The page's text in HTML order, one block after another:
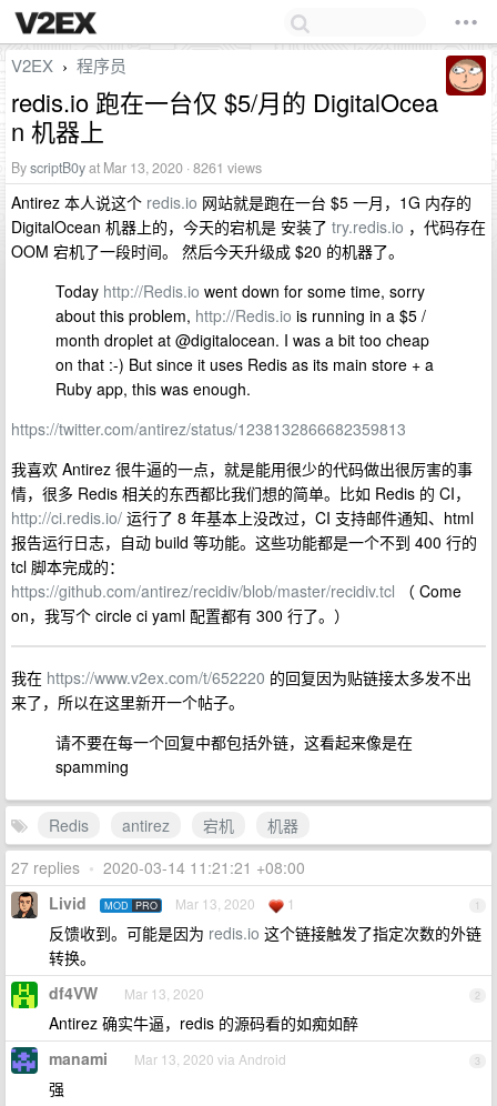
V2EX › 程序员
redis.io 跑在一台仅 $5/月的 DigitalOcea
n 机器上
ByscriptB0yat Mar 13, 2020 · 8261 views
Antirez 本人说这个 redis.io 网站就是跑在一台 $5 一月，1G 内存的
DigitalOcean 机器上的，今天的宕机是 安装了 try.redis.io ，代码存在
OOM 宕机了一段时间。 然后今天升级成 $20 的机器了。
Today http://Redis.io went down for some time, sorry
about this problem, http://Redis.io is running in a $5 /
month droplet at @digitalocean. I was a bit too cheap
on that :-) But since it uses Redis as its main store + a
Ruby app, this was enough.
https://twitter.com/antirez/status/1238132866682359813
我喜欢 Antirez 很牛逼的一点，就是能用很少的代码做出很厉害的事
情，很多 Redis 相关的东西都比我们想的简单。比如 Redis 的 CI，
http://ci.redis.io/ 运行了 8 年基本上没改过，CI 支持邮件通知、html
报告运行日志，自动 build 等功能。这些功能都是一个不到 400 行的
tcl 脚本完成的：
https://github.com/antirez/recidiv/blob/master/recidiv.tcl （ Come
on，我写个 circle ci yaml 配置都有 300 行了。）
我在 https://www.v2ex.com/t/652220 的回复因为贴链接太多发不出
来了，所以在这里新开一个帖子。
请不要在每一个回复中都包括外链，这看起来像是在
spamming
Redis antirez 宕机
机器
27 replies • 2020-03-14 11:21:21 +08:00
1
Livid MOD PRO Mar 13, 2020 1
反馈收到。可能是因为 redis.io 这个链接触发了指定次数的外链
转换。
2
df4VW Mar 13, 2020
Antirez 确实牛逼，redis 的源码看的如痴如醉
3
manami Mar 13, 2020 via Android
强